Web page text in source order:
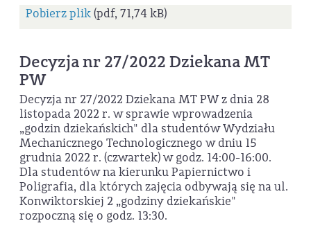
Pobierz plik(pdf, 71,74 kB)
Decyzja nr 27/2022 Dziekana MT
PW
Decyzja nr 27/2022 Dziekana MT PW z dnia 28
listopada 2022 r. w sprawie wprowadzenia
„godzin dziekańskich" dla studentów Wydziału
Mechanicznego Technologicznego w dniu 15
grudnia 2022 r. (czwartek) w godz. 14:00-16:00.
Dla studentów na kierunku Papiernictwo i
Poligrafia, dla których zajęcia odbywają się na ul.
Konwiktorskiej 2 „godziny dziekańskie"
rozpoczną się o godz. 13:30.